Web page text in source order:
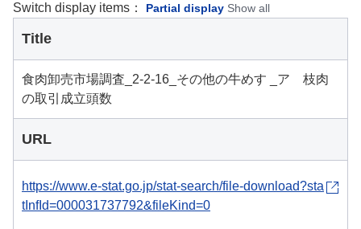
Switch display items： Partial display Show all
Title
食肉卸売市場調査_2-2-16_その他の牛めす _ア 枝肉
の取引成立頭数
URL
https://www.e-stat.go.jp/stat-search/file-download?sta
tInfId=000031737792&fileKind=0